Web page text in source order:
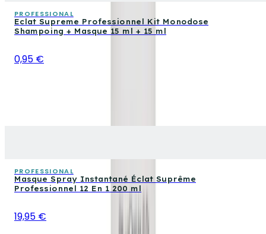
PROFESSIONAL
Eclat Supreme Professionnel Kit Monodose
Shampoing + Masque 15 ml + 15 ml
0,95 €
PROFESSIONAL
Masque Spray Instantané Éclat Suprême
Professionnel 12 En 1 200 ml
19,95 €